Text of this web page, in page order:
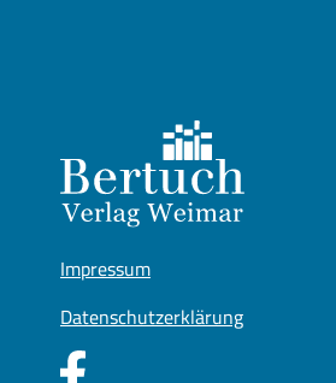
Impressum
Datenschutzerklärung